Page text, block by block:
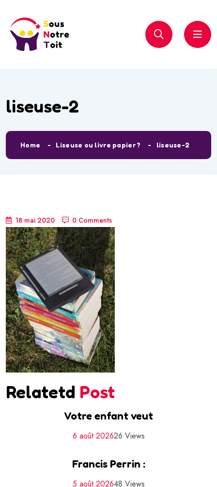
liseuse-2
Home Liseuse ou livre papier ? liseuse-2
18 mai 2020 0 Comments
Relatetd Post
Votre enfant veut
6 août 202626 Views
Francis Perrin :
5 août 202648 Views